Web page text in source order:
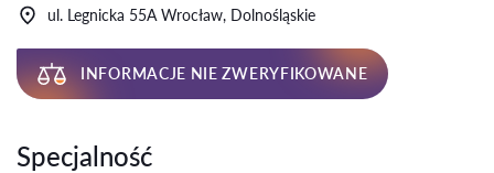
ul. Legnicka 55A Wrocław, Dolnośląskie
INFORMACJE NIE ZWERYFIKOWANE
Specjalność